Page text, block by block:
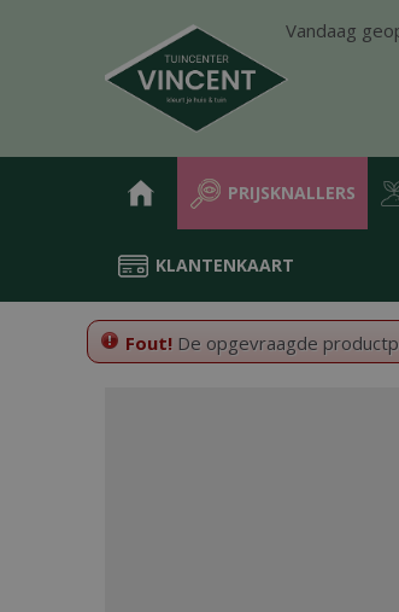
Home
Vandaag
PRIJSKNALLERS
KLANTENKAART
Fout! De opgevraagde